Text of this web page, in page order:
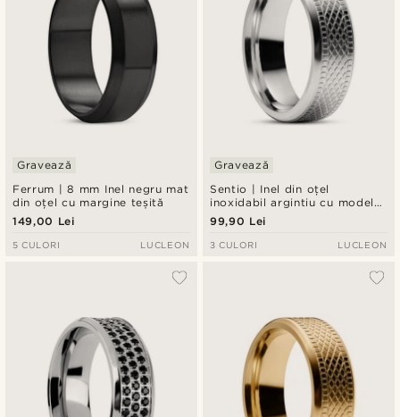
Ferrum | 8 mm Inel negru mat
din oțel cu margine teșită
Gravează
149,00 Lei
5 CULORI LUCLEON
Sentio | Inel din oțel
inoxidabil argintiu cu model
împletit
Gravează
99,90 Lei
3 CULORI LUCLEON